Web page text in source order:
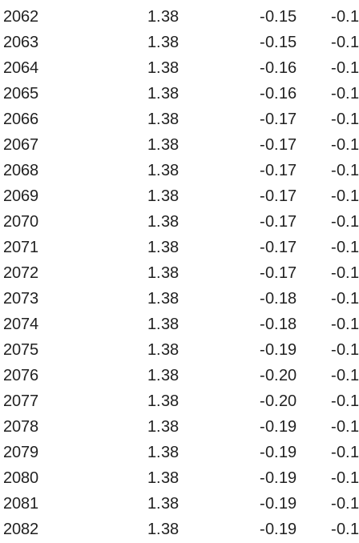
2062
1.38 -0.15
-
2063
1.38 -0.15
-
2064
1.38 -0.16
-
2065
1.38 -0.16
-
2066
1.38 -0.17
-
2067
1.38 -0.17
-
2068
1.38 -0.17
-
2069
1.38 -0.17
-
2070
1.38 -0.17
-
2071
1.38 -0.17
-
2072
1.38 -0.17
-
2073
1.38 -0.18
-
2074
1.38 -0.18
-
2075
1.38 -0.19
-
2076
1.38 -0.20
-
2077
1.38 -0.20
-
2078
1.38 -0.19
-
2079
1.38 -0.19
-
2080
1.38 -0.19
-
2081
1.38 -0.19
-
2082
1.38 -0.19
-